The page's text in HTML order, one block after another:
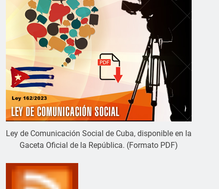
Ley de Comunicación Social de Cuba, disponible en la
Gaceta Oficial de la República. (Formato PDF)